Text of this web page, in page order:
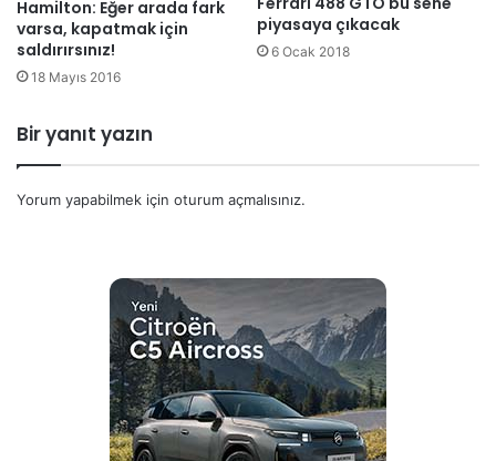
Hamilton: Eğer arada fark
varsa, kapatmak için
saldırırsınız!
18 Mayıs 2016
piyasaya çıkacak
6 Ocak 2018
Bir yanıt yazın
Yorum yapabilmek için oturum açmalısınız.